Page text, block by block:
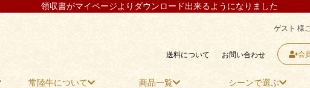
領収書がマイページよりダウンロード出来るようになりました
ゲスト 様
送料について お問い合わせ 会
常陸牛について 商品一覧 シーンで選ぶ